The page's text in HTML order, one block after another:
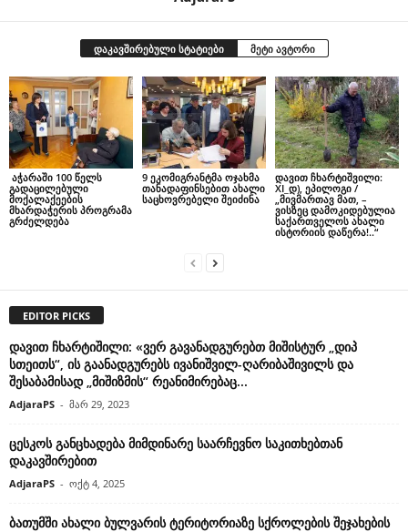
დაკავშირებული სტატიები მეტი ავტორი
აჭარაში 100 წელს
გადაცილებული
მოქალაქეების
მხარდაჭერის პროგრამა
გრძელდება
9 ეკომიგრანტმა ოჯახმა
თანადაფინსებით ახალი
საცხოვრებელი შეიძინა
დავით ჩხარტიშვილი:
XI_დ), ეპილოგი /
„მივმართავ მათ, –
ვისზეც დამოკიდებულია
საქართველოს ახალი
ისტორიის დაწერა!..“
EDITOR PICKS
დავით ჩხარტიშილი: «ვერ გავანადგურებთ მიშისტურ „დიპ
სთეითს“, ის გაანადგურებს ივანიშვილ-ღარიბაშივილს და
შესაბამისად „მიშიზმის“ რეანიმირებაც...
AdjaraPS - მარ 29, 2023
ცესკოს განცხადება მიმდინარე საარჩევნო საკითხებთან
დაკავშირებით
AdjaraPS - ოქტ 4, 2025
ბათუმში ახალი ბულვარის ტერიტორიაზე სქროლების შეჯახების